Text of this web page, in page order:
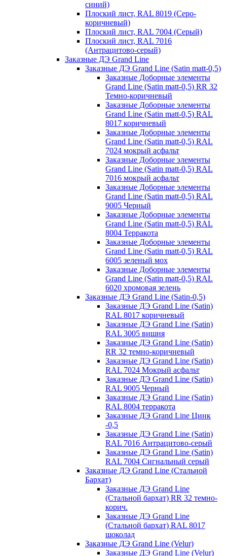
синий)
Плоский лист, RAL 8019 (Серо-
коричневый)
Плоский лист, RAL 7004 (Серый)
Плоский лист, RAL 7016
(Антрацитово-серый)
Заказные ДЭ Grand Line
Заказные ДЭ Grand Line (Satin matt-0,5)
Заказные Доборные элементы
Grand Line (Satin matt-0,5) RR 32
Темно-коричневый
Заказные Доборные элементы
Grand Line (Satin matt-0,5) RAL
8017 коричневый
Заказные Доборные элементы
Grand Line (Satin matt-0,5) RAL
7024 мокрый асфальт
Заказные Доборные элементы
Grand Line (Satin matt-0,5) RAL
7016 мокрый асфальт
Заказные Доборные элементы
Grand Line (Satin matt-0,5) RAL
9005 Черный
Заказные Доборные элементы
Grand Line (Satin matt-0,5) RAL
8004 Терракота
Заказные Доборные элементы
Grand Line (Satin matt-0,5) RAL
6005 зеленый мох
Заказные Доборные элементы
Grand Line (Satin matt-0,5) RAL
6020 хромовая зелень
Заказные ДЭ Grand Line (Satin-0,5)
Заказные ДЭ Grand Line (Satin)
RAL 8017 коричневый
Заказные ДЭ Grand Line (Satin)
RAL 3005 вишня
Заказные ДЭ Grand Line (Satin)
RR 32 темно-коричневый
Заказные ДЭ Grand Line (Satin)
RAL 7024 Мокрый асфальт
Заказные ДЭ Grand Line (Satin)
RAL 9005 Черный
Заказные ДЭ Grand Line (Satin)
RAL 8004 терракота
Заказные ДЭ Grand Line Цинк
-0,5
Заказные ДЭ Grand Line (Satin)
RAL 7016 Антрацитово-серый
Заказные ДЭ Grand Line (Satin)
RAL 7004 Сигнальный серый
Заказные ДЭ Grand Line (Стальной
Бархат)
Заказные ДЭ Grand Line
(Стальной бархат) RR 32 темно-
корич.
Заказные ДЭ Grand Line
(Стальной бархат) RAL 8017
шоколад
Заказные ДЭ Grand Line (Velur)
Заказные ДЭ Grand Line (Velur)